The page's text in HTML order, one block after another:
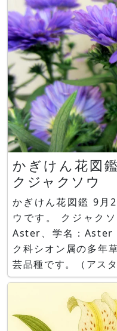
かぎけん花図
クジャクソウ
かぎけん花図鑑 9月
ウです。 クジャクソウ クジャクアスター（孔雀
Aster、学名：Aster
ク科シオン属の多年
芸品種です。（アス
忘れない」です。）
根アスター、Frost
クジャクやユウゼン